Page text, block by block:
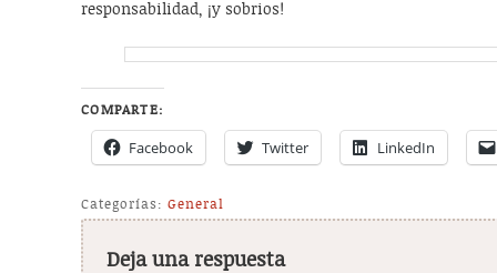
responsabilidad, ¡y sobrios!
COMPARTE:
Facebook Twitter LinkedIn
Categorías: General
Deja una respuesta